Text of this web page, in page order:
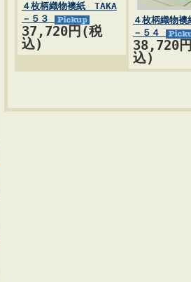
４枚柄織物襖紙 TAKA
－５３
37,720円(税
込)
４枚柄織物
－５４
38,720
込)